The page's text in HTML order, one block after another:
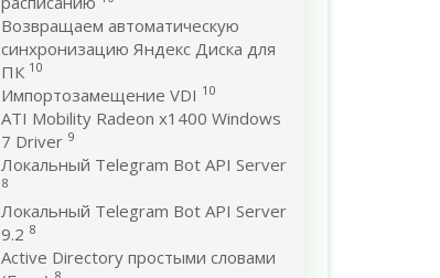
Возвращаем автоматическую
синхронизацию Яндекс Диска для
ПК 10
Импортозамещение VDI 10
ATI Mobility Radeon x1400 Windows
7 Driver 9
Локальный Telegram Bot API Server
8
Локальный Telegram Bot API Server
9.2 8
Active Directory простыми словами